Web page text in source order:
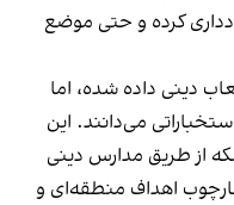
کرده و حتی موضع
دینی داده شده، اما
می‌دانند. این
از طریق مدارس دینی
اهداف منطقه‌ای و